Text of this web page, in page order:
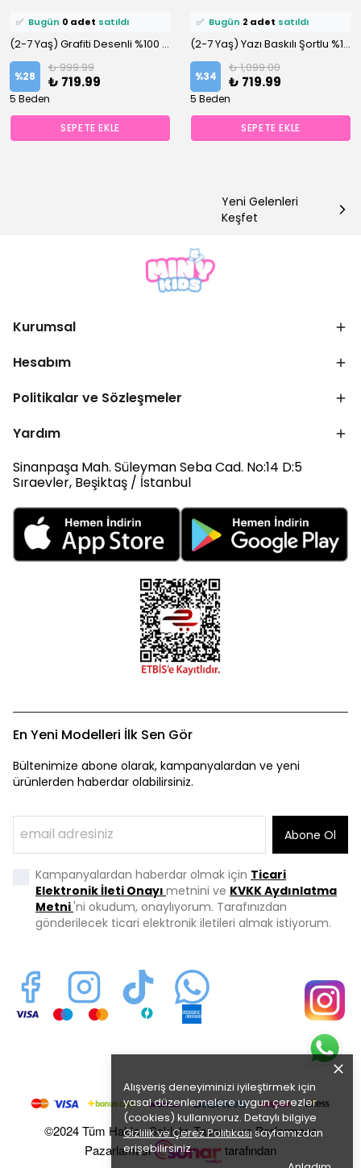
Alışveriş deneyiminizi iyileştirmek için
yasal düzenlemelere uygun çerezler
(cookies) kullanıyoruz. Detaylı bilgiye
Gizlilik ve Çerez Politikasısayfamızdan
erişebilirsiniz.
✅ Bugün 0 adet satıldı
(2-7 Yaş) Grafiti Desenli %100 Pamuklu Altüst Takım
%28
₺ 999.99
₺ 719.99
5 Beden
SEPETE EKLE
✅ Bugün 2 adet satıldı
(2-7 Yaş) Yazı Baskılı Şortlu %100 Pamuklu Şortlu Altüst Takım
%34
₺ 1,099.00
₺ 719.99
5 Beden
SEPETE EKLE
Yeni Gelenleri
Keşfet
Kurumsal
Hesabım
Politikalar ve Sözleşmeler
Yardım
Sinanpaşa Mah. Süleyman Seba Cad. No:14 D:5
Sıraevler, Beşiktaş / İstanbul
En Yeni Modelleri İlk Sen Gör
Bültenimize abone olarak, kampanyalardan ve yeni
ürünlerden haberdar olabilirsiniz.
Abone Ol
Kampanyalardan haberdar olmak için Ticari
Elektronik İleti Onayı metnini ve KVKK Aydınlatma
Metni'ni okudum, onaylıyorum. Tarafınızdan
gönderilecek ticari elektronik iletileri almak istiyorum.
©2024 Tüm Hakları Saklıdır. Tasarım ve Performans
Pazarlaması
tarafından